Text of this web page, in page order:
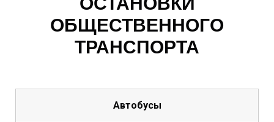
ОБЩЕСТВЕННОГО
ТРАНСПОРТА
Автобусы